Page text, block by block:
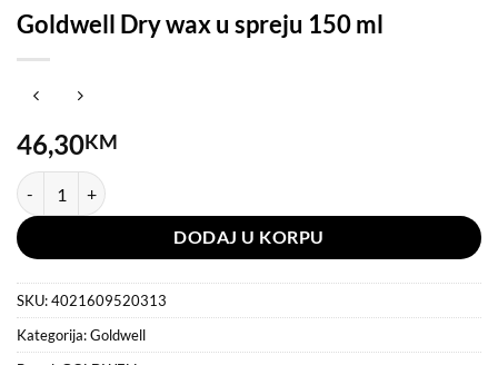
Goldwell Dry wax u spreju 150 ml
46,30KM
Goldwell Dry wax u spreju 150 ml količina
DODAJ U KORPU
SKU:4021609520313
Kategorija:Goldwell